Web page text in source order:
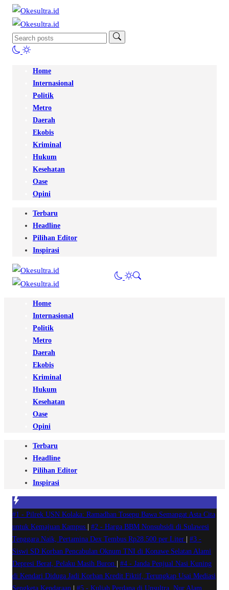
Home
Internasional
Politik
Metro
Daerah
Ekobis
Kriminal
Hukum
Kesehatan
Oase
Opini
Terbaru
Headline
Pilihan Editor
Inspirasi
Home
Internasional
Politik
Metro
Daerah
Ekobis
Kriminal
Hukum
Kesehatan
Oase
Opini
Terbaru
Headline
Pilihan Editor
Inspirasi
#1 - Pilrek USN Kolaka: Ramadhan Tosepu Bawa Semangat Asta Cita
untuk Kemajuan Kampus
#2 - Harga BBM Nonsubsidi di Sulawesi
Tenggara Naik, Pertamina Dex Tembus Rp28.500 per Liter
#3 -
Siswi SD Korban Pencabulan Oknum TNI di Konawe Selatan Alami
Depresi Berat, Pelaku Masih Buron
#4 - Janda Penjual Nasi Kuning
di Kendari Diduga Jadi Korban Kredit Fiktif, Terungkap Usai Mediasi
Sengketa Kendaraan
#5 - Kuliah Perdana di Unsultra, Nur Alam